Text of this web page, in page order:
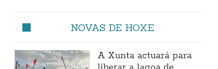
NOVAS DE HOXE
A Xunta actuará para